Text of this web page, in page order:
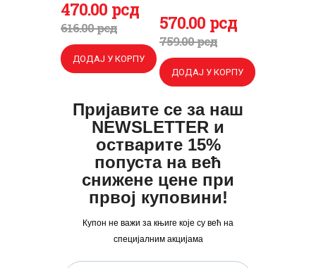
616.00рсд
Оригинална
цена
је
била:
470.00 рсд
Тренутна
цена
је:
470.
рсд.
ДОДАЈ У КОРПУ
759.00рсд
Оригинална
цена
је
била:
759 .
0
0
рсд.
570.00 рсд
Тренутна
цена
је:
570.
0
0
рсд.
ДОДАЈ У КОРПУ
Пријавите се за наш
NEWSLETTER и
остварите 15%
попуста на већ
снижене цене при
првој куповини!
Купон не важи за књиге које су већ на
специјалним акцијама